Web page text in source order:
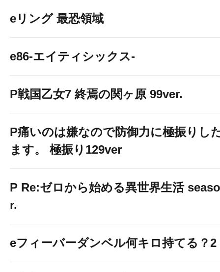
eリング 最恐領域
e86-エイティシックス-
P戦国乙女7 終焉の関ヶ原 99ver.
P痛いのは嫌なので防御力に極振りし
ます。 極振り129ver
P Re:ゼロから始める異世界生活
r.
eフィーバーダンベル何キロ持てる？2